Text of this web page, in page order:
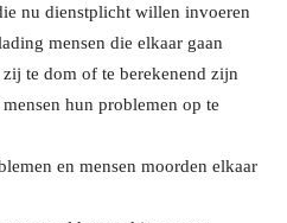
nu dienstplicht willen invoeren
mensen die elkaar gaan
te dom of te berekenend zijn
hun problemen op te
en mensen moorden elkaar